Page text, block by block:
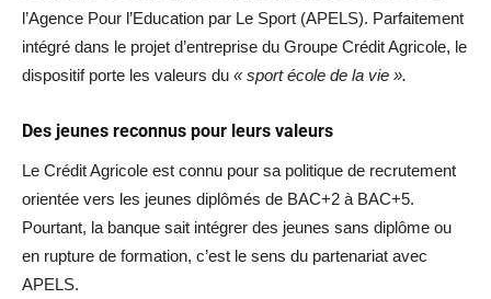
l’Agence Pour l’Education par Le Sport (APELS). Parfaitement
intégré dans le projet d’entreprise du Groupe Crédit Agricole, le
dispositif porte les valeurs du « sport école de la vie ».
Des jeunes reconnus pour leurs valeurs
Le Crédit Agricole est connu pour sa politique de recrutement
orientée vers les jeunes diplômés de BAC+2 à BAC+5.
Pourtant, la banque sait intégrer des jeunes sans diplôme ou
en rupture de formation, c’est le sens du partenariat avec
APELS.